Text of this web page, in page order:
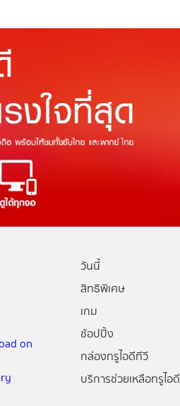
วันนี้
สิทธิพิเศษ
เกม
ช้อปปิ้ง
กล่องทรูไอดีทีวี
บริการช่วยเหลือทรูไอดี